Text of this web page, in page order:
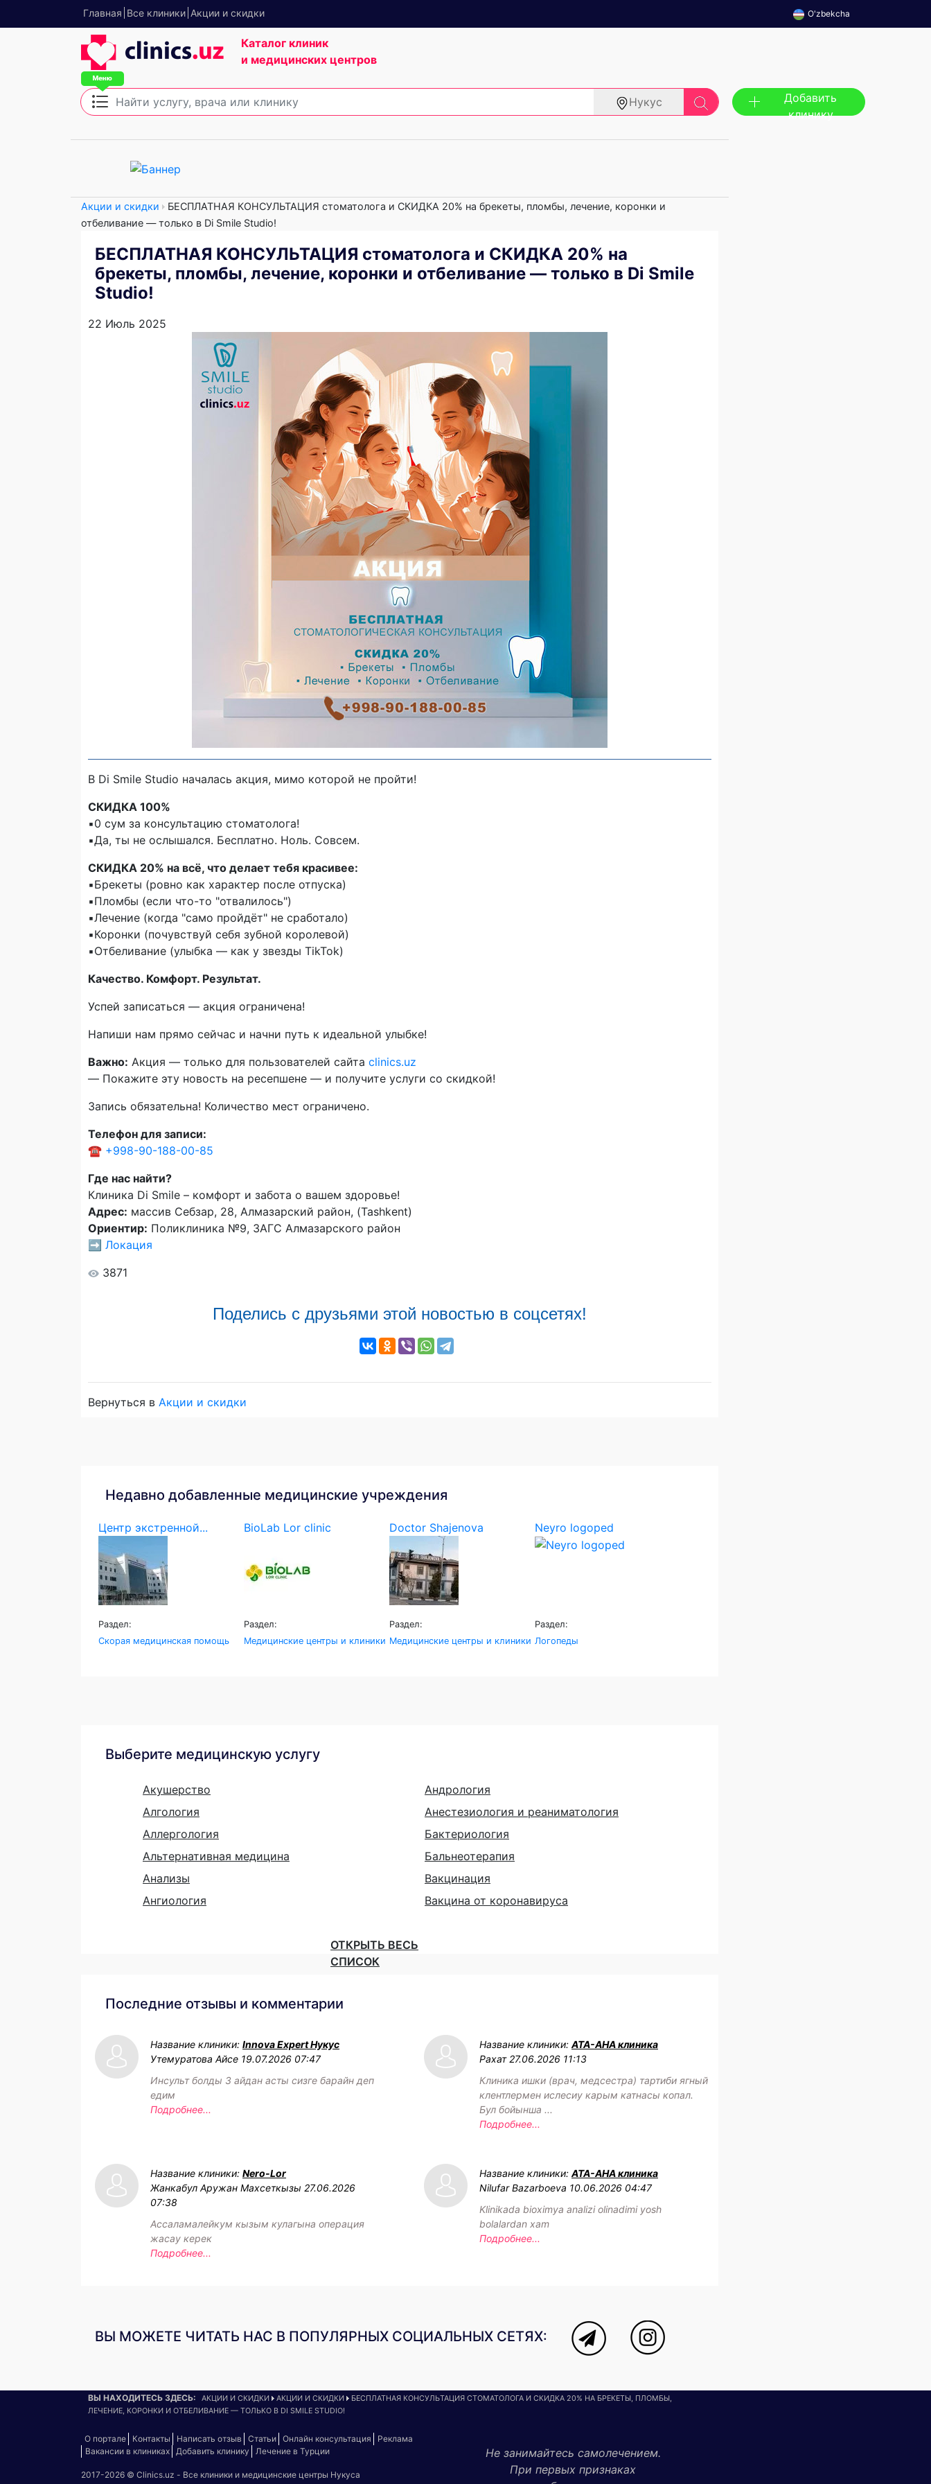
Главная Все клиники Акции и скидки O'zbekcha
Каталог клиник
и медицинских центров
Нукус
Добавить
клинику
Акции и скидки
БЕСПЛАТНАЯ КОНСУЛЬТАЦИЯ стоматолога и СКИДКА 20% на брекеты, пломбы, лечение, коронки и
отбеливание — только в Di Smile Studio!
БЕСПЛАТНАЯ КОНСУЛЬТАЦИЯ стоматолога и СКИДКА 20% на
брекеты, пломбы, лечение, коронки и отбеливание — только в Di Smile
Studio!
22 Июль 2025
В Di Smile Studio началась акция, мимо которой не пройти!
СКИДКА 100%
▪️0 сум за консультацию стоматолога!
▪️Да, ты не ослышался. Бесплатно. Ноль. Совсем.
СКИДКА 20% на всё, что делает тебя красивее:
▪️Брекеты (ровно как характер после отпуска)
▪️Пломбы (если что-то "отвалилось")
▪️Лечение (когда "само пройдёт" не сработало)
▪️Коронки (почувствуй себя зубной королевой)
▪️Отбеливание (улыбка — как у звезды TikTok)
Качество. Комфорт. Результат.
Успей записаться — акция ограничена!
Напиши нам прямо сейчас и начни путь к идеальной улыбке!
Важно: Акция — только для пользователей сайта clinics.uz
— Покажите эту новость на ресепшене — и получите услуги со скидкой!
Запись обязательна! Количество мест ограничено.
Телефон для записи:
☎️ +998-90-188-00-85
Где нас найти?
Клиника Di Smile – комфорт и забота о вашем здоровье!
Адрес: массив Себзар, 28, Алмазарский район, (Tashkent)
Ориентир: Поликлиника №9, ЗАГС Алмазарского район
➡️ Локация
3871
Поделись с друзьями этой новостью в соцсетях!
Вернуться в Акции и скидки
Недавно добавленные медицинские учреждения
Центр экстренной...
Раздел:
Скорая медицинская помощь
BioLab Lor clinic
Раздел:
Медицинские центры и клиники
Doctor Shajenova
Раздел:
Медицинские центры и клиники
Neyro logoped
Раздел:
Логопеды
Выберите медицинскую услугу
Акушерство
Алгология
Аллергология
Альтернативная медицина
Анализы
Ангиология
Андрология
Анестезиология и реаниматология
Бактериология
Бальнеотерапия
Вакцинация
Вакцина от коронавируса
ОТКРЫТЬ ВЕСЬ
СПИСОК
Последние отзывы и комментарии
Название клиники: Innova Expert Нукус
Утемуратова Айсе 19.07.2026 07:47
Инсульт болды 3 айдан асты сизге барайн деп
едим
Подробнее...
Название клиники: АТА-АНА клиника
Рахат 27.06.2026 11:13
Клиника ишки (врач, медсестра) тартиби ягный
клентлермен ислесиу карым катнасы копал.
Бул бойынша ...
Подробнее...
Название клиники: Nero-Lor
Жанкабул Аружан Махсеткызы 27.06.2026
07:38
Ассаламалейкум кызым кулагына операция
жасау керек
Подробнее...
Название клиники: АТА-АНА клиника
Nilufar Bazarboeva 10.06.2026 04:47
Klinikada bioximya analizi olinadimi yosh
bolalardan xam
Подробнее...
ВЫ МОЖЕТЕ ЧИТАТЬ НАС В ПОПУЛЯРНЫХ СОЦИАЛЬНЫХ СЕТЯХ:
ВЫ НАХОДИТЕСЬ ЗДЕСЬ: АКЦИИ И СКИДКИ АКЦИИ И СКИДКИ
БЕСПЛАТНАЯ КОНСУЛЬТАЦИЯ СТОМАТОЛОГА И СКИДКА 20% НА БРЕКЕТЫ, ПЛОМБЫ,
ЛЕЧЕНИЕ, КОРОНКИ И ОТБЕЛИВАНИЕ — ТОЛЬКО В DI SMILE STUDIO!
О портале Контакты Написать отзыв Статьи Онлайн консультация
Реклама
Вакансии в клиниках
Добавить клинику Лечение в Турции
2017-2026 © Clinics.uz - Все клиники и медицинские центры Нукуса
Не занимайтесь самолечением.
При первых признаках